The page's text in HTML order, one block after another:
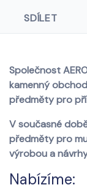
SDÍLET
Společnost
kamenný
předměty pro
V současné
předměty pro
výrobou a
Nabízíme: